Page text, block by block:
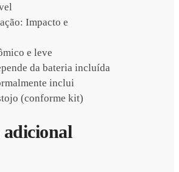
Impacto e
e leve
da bateria incluída
inclui
(conforme kit)